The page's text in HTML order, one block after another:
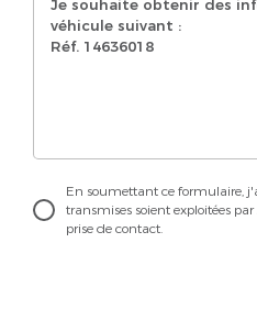
En soumettant ce formulaire,
transmises soient exploitées
prise de contact.